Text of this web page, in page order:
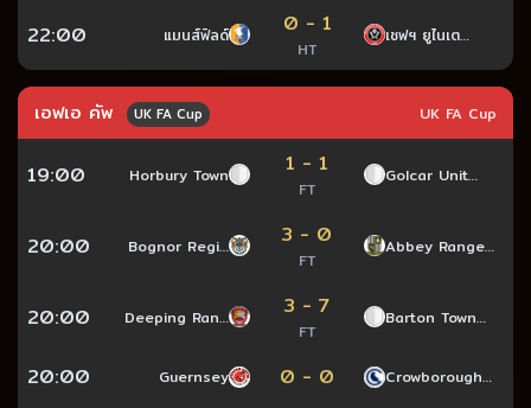
22:00 แมนส์ฟิลด์ 0 - 1
HT
เชฟฯ ยูไนเต…
เอฟเอ คัพ UK FA Cup UK FA Cup
19:00 Horbury Town 1 - 1
FT
Golcar Unit…
20:00 Bognor Regi… 3 - 0
FT
Abbey Range…
20:00 Deeping Ran… 3 - 7
FT
Barton Town…
20:00 Guernsey 0 - 0 Crowborough…